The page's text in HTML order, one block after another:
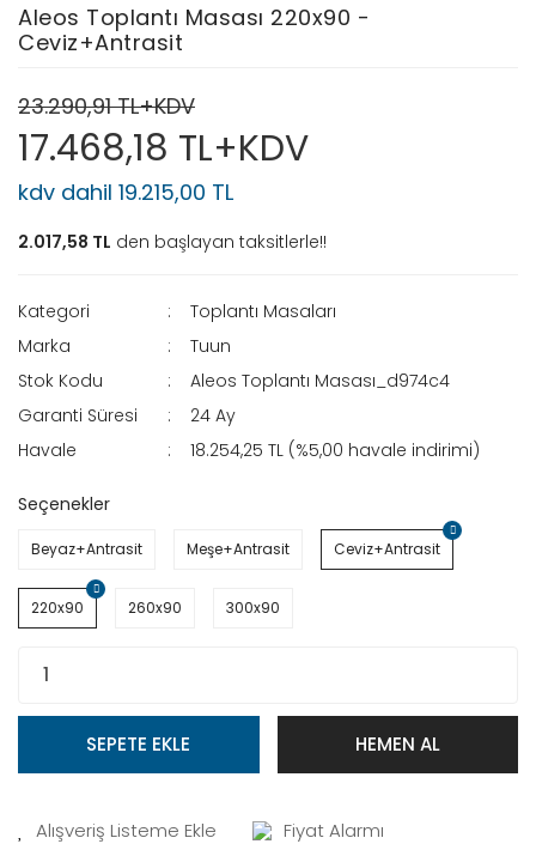
Aleos Toplantı Masası 220x90 -
Ceviz+Antrasit
23.290,91 TL+KDV
17.468,18 TL+KDV
kdv dahil 19.215,00 TL
2.017,58 TL den başlayan taksitlerle!!
Kategori
Toplantı Masaları
Marka
Tuun
Stok Kodu
Aleos Toplantı Masası_d974c4
Garanti Süresi
24 Ay
Havale
18.254,25 TL (%5,00 havale indirimi)
Seçenekler
Beyaz+Antrasit Meşe+Antrasit Ceviz+Antrasit
220x90 260x90 300x90
SEPETE EKLE HEMEN AL
Fiyat Alarmı